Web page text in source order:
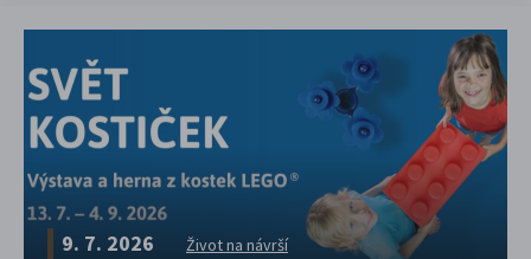
9. 7. 2026 Život na návrší